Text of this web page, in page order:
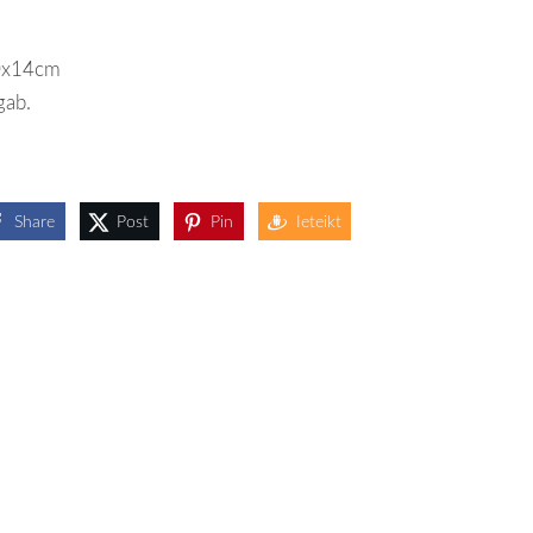
Share Post Pin Ieteikt